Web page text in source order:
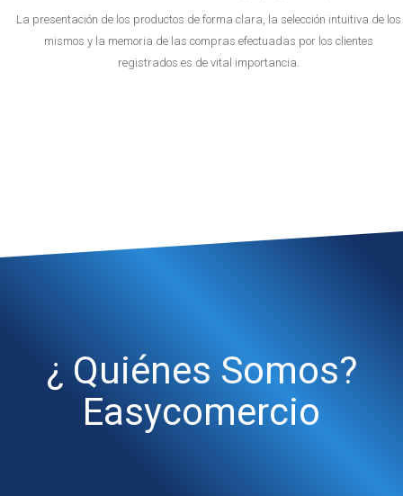
La presentación de los productos de forma clara, la selección intuitiva de los
mismos y la memoria de las compras efectuadas por los clientes
registrados es de vital importancia.
¿ Quiénes Somos?
Easycomercio